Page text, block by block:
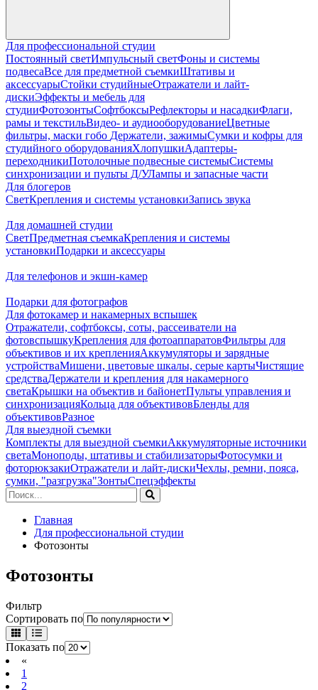
Для профессиональной студии
Постоянный светИмпульсный светФоны и системы
подвесаВсе для предметной съемкиШтативы и
аксессуарыСтойки студийныеОтражатели и лайт-
дискиЭффекты и мебель для
студииФотозонтыСофтбоксыРефлекторы и насадкиФлаги,
рамы и текстильВидео- и аудиооборудованиеЦветные
фильтры, маски гобо Держатели, зажимыСумки и кофры для
студийного оборудованияХлопушкиАдаптеры-
переходникиПотолочные подвесные системыСистемы
синхронизации и пульты Д/УЛампы и запасные части
Для блогеров
СветКрепления и системы установкиЗапись звука
Для домашней студии
СветПредметная съемкаКрепления и системы
установкиПодарки и аксессуары
Для телефонов и экшн-камер
Подарки для фотографов
Для фотокамер и накамерных вспышек
Отражатели, софтбоксы, соты, рассеиватели на
фотовспышкуКрепления для фотоаппаратовФильтры для
объективов и их крепленияАккумуляторы и зарядные
устройстваМишени, цветовые шкалы, серые картыЧистящие
средстваДержатели и крепления для накамерного
светаКрышки на объектив и байонетПульты управления и
синхронизацияКольца для объективовБленды для
объективовРазное
Для выездной съемки
Комплекты для выездной съемкиАккумуляторные источники
светаМоноподы, штативы и стабилизаторыФотосумки и
фоторюкзакиОтражатели и лайт-дискиЧехлы, ремни, пояса,
сумки, "разгрузка"ЗонтыСпецэффекты
Главная
Для профессиональной студии
Фотозонты
Фотозонты
Фильтр
Сортировать по
Показать по
«
1
2